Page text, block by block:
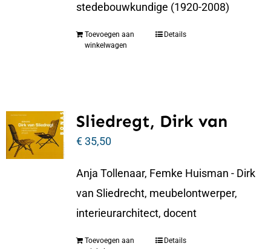
stedebouwkundige (1920-2008)
Toevoegen aan
winkelwagen
Details
Sliedregt, Dirk van
€35,50
Anja Tollenaar, Femke Huisman - Dirk
van Sliedrecht, meubelontwerper,
interieurarchitect, docent
Toevoegen aan
Details